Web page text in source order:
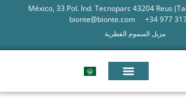
México, 33 Pol. Ind. Tecnoparc 43204 Reus
+34 977
bionte@bionte.com
مزيل السموم الفطرية